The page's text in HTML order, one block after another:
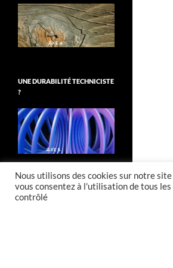
UNE DURABILITÉ TECHNICISTE
?
Nous utilisons des cookies sur notre
vous consentez à l'utilisation de tous
contrôlé